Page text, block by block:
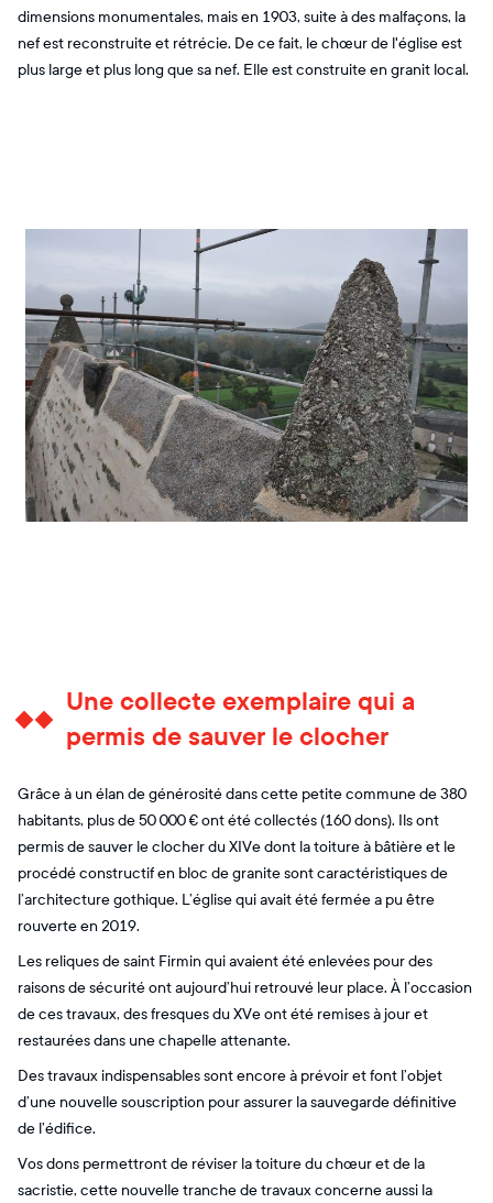
dimensions monumentales, mais en 1903, suite à des malfaçons, la
nef est reconstruite et rétrécie. De ce fait, le chœur de l'église est
plus large et plus long que sa nef. Elle est construite en granit local.
Une collecte exemplaire qui a
permis de sauver le clocher
Grâce à un élan de générosité dans cette petite commune de 380
habitants, plus de 50 000 € ont été collectés (160 dons). Ils ont
permis de sauver le clocher du XIVe dont la toiture à bâtière et le
procédé constructif en bloc de granite sont caractéristiques de
l’architecture gothique. L’église qui avait été fermée a pu être
rouverte en 2019.
Les reliques de saint Firmin qui avaient été enlevées pour des
raisons de sécurité ont aujourd’hui retrouvé leur place. À l’occasion
de ces travaux, des fresques du XVe ont été remises à jour et
restaurées dans une chapelle attenante.
Des travaux indispensables sont encore à prévoir et font l’objet
d’une nouvelle souscription pour assurer la sauvegarde définitive
de l’édifice.
Vos dons permettront de réviser la toiture du chœur et de la
sacristie, cette nouvelle tranche de travaux concerne aussi la